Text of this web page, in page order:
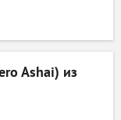
Ashai) из